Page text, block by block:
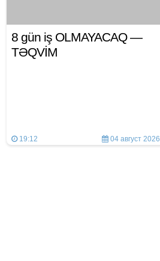
8 gün iş OLMAYACAQ —
TƏQVİM
19:12 04 август 2026